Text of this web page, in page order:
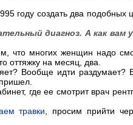
году создать два подобных
диагноз. А как вам
что многих женщин надо
оттяжку на месяц, два.
Вообще идти раздумает?
где ее смотрит врач
травки, просим прийти